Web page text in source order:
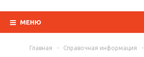
МЕНЮ
Главная - Справочная информация -